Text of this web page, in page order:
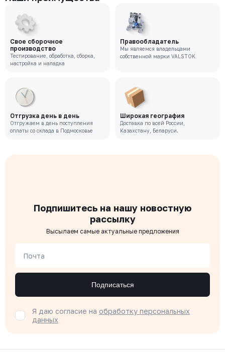
Свое сборочное
производство
Тестирование, обработка, сборка,
настройка и наладка
Правообладатель
Мы являемся владельцами
собственной марки VALSTOK
Отгрузка день в день
Отгружаем в день поступления
оплаты со склада в Подмосковье
Широкая география
Доставка по всей России,
Казахстану, Беларуси.
Подпишитесь на нашу новостную
рассылку
Высылаем самые актуальные предложения
Почта
Подписаться
Я даю согласие на обработку персональных
данных